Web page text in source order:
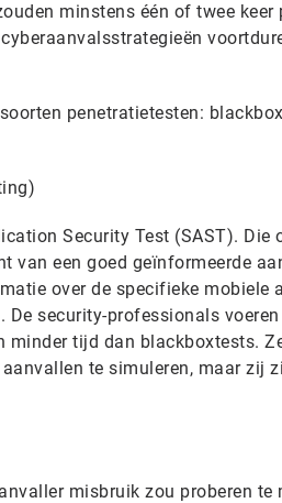
minstens één of twee keer
penetratietesten:
Security Test (SAST). Die
van een goed geïnformeerde
over de specifieke mobiele
security-professionals
tijd dan blackboxtests.
te simuleren, maar zij
misbruik zou proberen te